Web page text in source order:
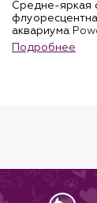
Средне-яркая
аквариума
высоким
света и
в
совместно с
Подробнее